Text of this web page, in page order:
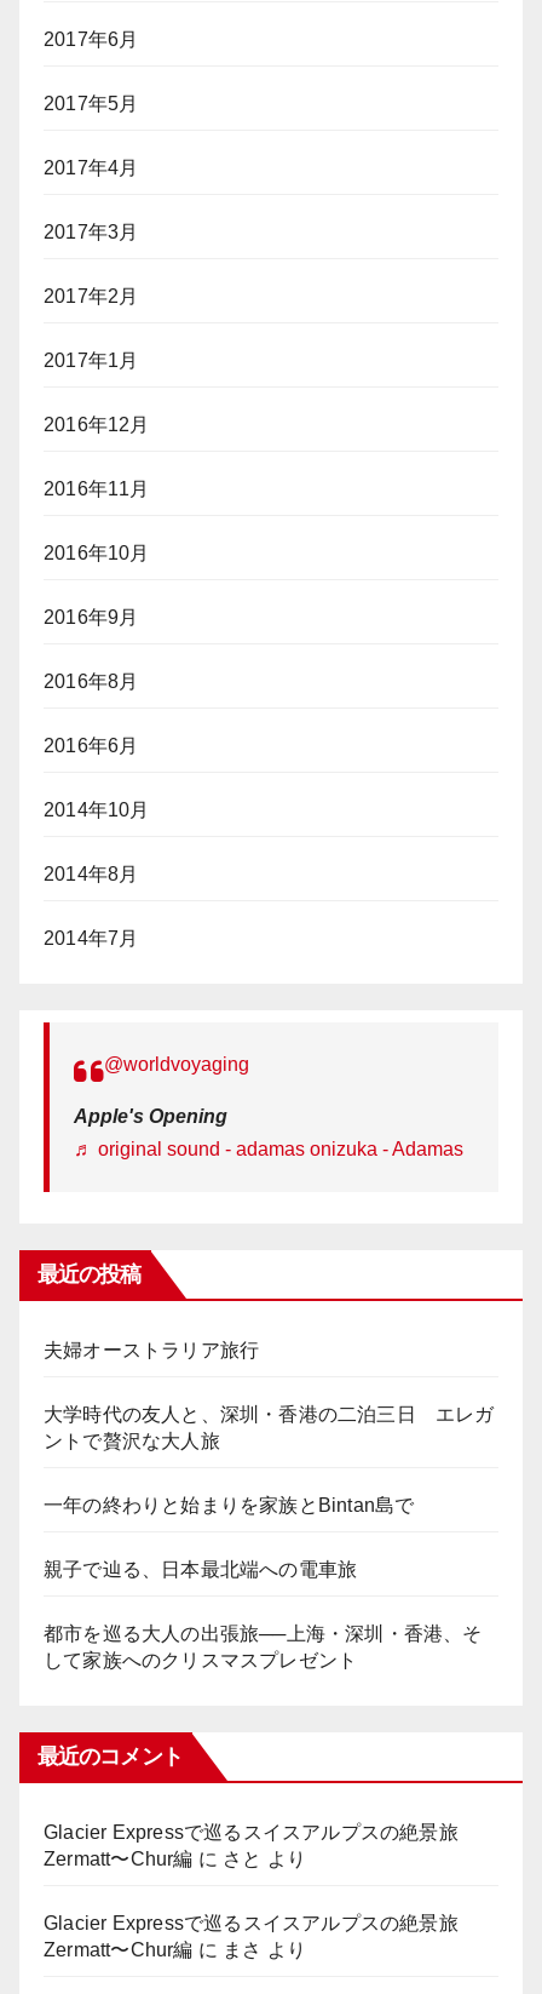
2017年6月
2017年5月
2017年4月
2017年3月
2017年2月
2017年1月
2016年12月
2016年11月
2016年10月
2016年9月
2016年8月
2016年6月
2014年10月
2014年8月
2014年7月
@worldvoyaging
Apple's Opening
♬ original sound - adamas onizuka - Adamas
最近の投稿
夫婦オーストラリア旅行
大学時代の友人と、深圳・香港の二泊三日 エレガ
ントで贅沢な大人旅
一年の終わりと始まりを家族とBintan島で
親子で辿る、日本最北端への電車旅
都市を巡る大人の出張旅──上海・深圳・香港、そ
して家族へのクリスマスプレゼント
最近のコメント
Glacier Expressで巡るスイスアルプスの絶景旅
Zermatt〜Chur編 に さと より
Glacier Expressで巡るスイスアルプスの絶景旅
Zermatt〜Chur編 に まさ より